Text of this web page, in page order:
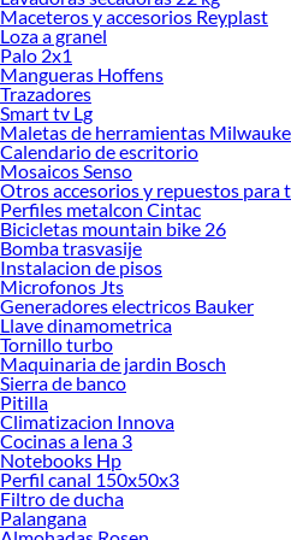
Maceteros y accesorios Reyplast
Loza a granel
Palo 2x1
Mangueras Hoffens
Trazadores
Smart tv Lg
Maletas de herramientas
Calendario de escritorio
Mosaicos Senso
Otros accesorios y repuestos para
Perfiles metalcon Cintac
Bicicletas mountain bike 26
Bomba trasvasije
Instalacion de pisos
Microfonos Jts
Generadores electricos Bauker
Llave dinamometrica
Tornillo turbo
Maquinaria de jardin Bosch
Sierra de banco
Pitilla
Climatizacion Innova
Cocinas a lena 3
Notebooks Hp
Perfil canal 150x50x3
Filtro de ducha
Palangana